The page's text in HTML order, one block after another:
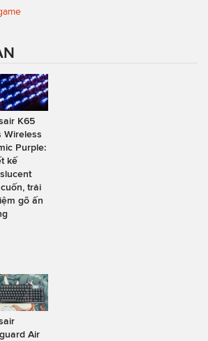
K65
Wireless
Purple:
kế
trải
gõ ấn
Air